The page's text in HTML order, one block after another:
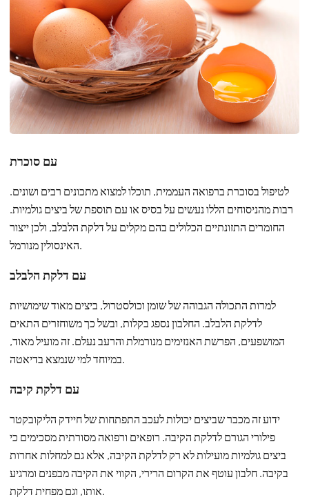
עם סוכרת
לטיפול בסוכרת ברפואה העממית, תוכלו למצוא מתכונים רבים ושונים.
רבות מהניסוחים הללו נעשים על בסיס או עם תוספת של ביצים גולמיות.
החומרים התזונתיים הכלולים בהם מקלים על דלקת הלבלב, ולכן ייצור
האינסולין מנורמל.
עם דלקת הלבלב
למרות התכולה הגבוהה של שומן וכולסטרול, ביצים מאוד שימושיות
לדלקת הלבלב. החלבון נספג בקלות, ובשל כך משוחזרים התאים
המושפעים, הפרשת האנזימים מנורמלת והרעב נעלם. זה מועיל מאוד,
במיוחד למי שנמצא בדיאטה.
עם דלקת קיבה
ידוע זה מכבר שביצים יכולות לעכב התפתחות של חיידק הליקובקטר
פילורי הגורם לדלקת הקיבה. רופאים ורפואה מסורתית מסכימים כי
ביצים גולמיות מועילות לא רק לדלקת הקיבה, אלא גם למחלות אחרות
בקיבה. חלבון עוטף את הקרום הרירי, הקווי את הקיבה מבפנים ומרגיע
אותו, וגם מפחית דלקת.